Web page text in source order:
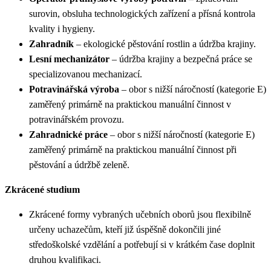
surovin, obsluha technologických zařízení a přísná kontrola
kvality i hygieny.
Zahradník – ekologické pěstování rostlin a údržba krajiny.
Lesní mechanizátor – údržba krajiny a bezpečná práce se
specializovanou mechanizací.
Potravinářská výroba – obor s nižší náročností (kategorie E)
zaměřený primárně na praktickou manuální činnost v
potravinářském provozu.
Zahradnické práce – obor s nižší náročností (kategorie E)
zaměřený primárně na praktickou manuální činnost při
pěstování a údržbě zeleně.
Zkrácené studium
Zkrácené formy vybraných učebních oborů jsou flexibilně
určeny uchazečům, kteří již úspěšně dokončili jiné
středoškolské vzdělání a potřebují si v krátkém čase doplnit
druhou kvalifikaci.